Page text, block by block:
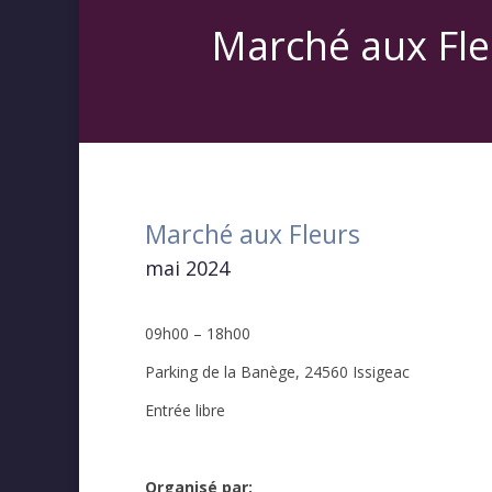
Marché aux
Marché aux Fleurs
mai 2024
09h00 – 18h00
Parking de la Banège, 24560 Issigeac
Entrée libre
Organisé par: